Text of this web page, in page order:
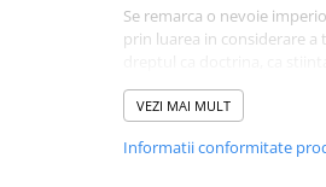
Biografii, Memorii, Jurnale
Carti pentru Adolescenti, Young
Crime, Thriller, Mistery
Se remarca o nevoie
prin luarea in considerare
impune de urgenta, cum
ca cercetare stiintifica
inclusiv ori mai ales pentru
VEZI MAI MULT
Informatii conformitate